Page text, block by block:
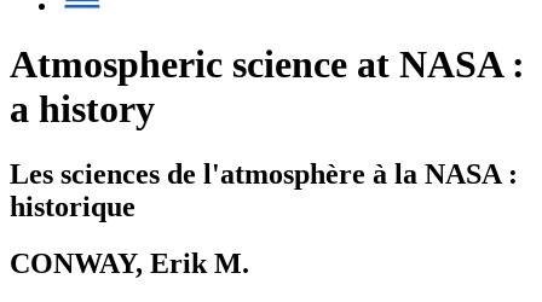
Atmospheric science at NASA :
a history
Les sciences de l'atmosphère à la NASA :
historique
CONWAY, Erik M.